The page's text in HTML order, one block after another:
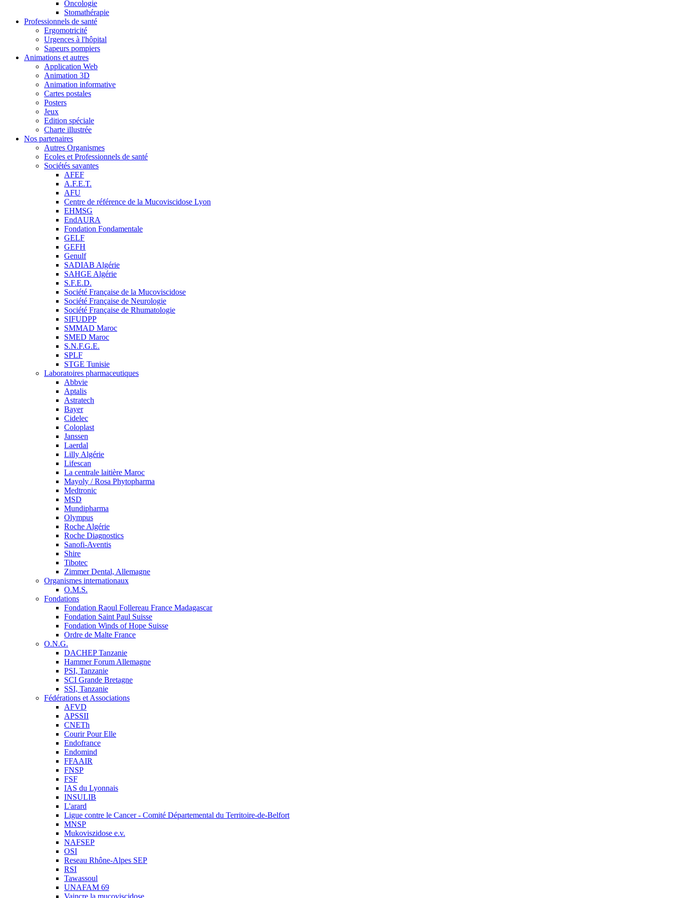
Oncologie
Stomathérapie
Professionnels de santé
Ergomotricité
Urgences à l'hôpital
Sapeurs pompiers
Animations et autres
Application Web
Animation 3D
Animation informative
Cartes postales
Posters
Jeux
Edition spéciale
Charte illustrée
Nos partenaires
Autres Organismes
Ecoles et Professionnels de santé
Sociétés savantes
AFEF
A.F.E.T.
AFU
Centre de référence de la Mucoviscidose Lyon
EHMSG
EndAURA
Fondation Fondamentale
GELF
GEFH
Genulf
SADIAB Algérie
SAHGE Algérie
S.F.E.D.
Société Française de la Mucoviscidose
Société Française de Neurologie
Société Française de Rhumatologie
SIFUDPP
SMMAD Maroc
SMED Maroc
S.N.F.G.E.
SPLF
STGE Tunisie
Laboratoires pharmaceutiques
Abbvie
Aptalis
Astratech
Bayer
Cidelec
Coloplast
Janssen
Laerdal
Lilly Algérie
Lifescan
La centrale laitière Maroc
Mayoly / Rosa Phytopharma
Medtronic
MSD
Mundipharma
Olympus
Roche Algérie
Roche Diagnostics
Sanofi-Aventis
Shire
Tibotec
Zimmer Dental, Allemagne
Organismes internationaux
O.M.S.
Fondations
Fondation Raoul Follereau France Madagascar
Fondation Saint Paul Suisse
Fondation Winds of Hope Suisse
Ordre de Malte France
O.N.G.
DACHEP Tanzanie
Hammer Forum Allemagne
PSI, Tanzanie
SCI Grande Bretagne
SSI, Tanzanie
Fédérations et Associations
AFVD
APSSII
CNETh
Courir Pour Elle
Endofrance
Endomind
FFAAIR
FNSP
FSF
IAS du Lyonnais
INSULIB
L'arard
Ligue contre le Cancer - Comité Départemental du Territoire-de-Belfort
MNSP
Mukoviszidose e.v.
NAFSEP
OSI
Reseau Rhône-Alpes SEP
RSI
Tawassoul
UNAFAM 69
Vaincre la mucoviscidose